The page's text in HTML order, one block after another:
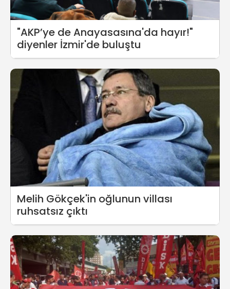
"AKP’ye de Anayasasına'da hayır!"
diyenler İzmir'de buluştu
Melih Gökçek'in oğlunun villası
ruhsatsız çıktı